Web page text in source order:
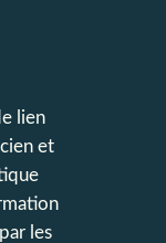
lien
et
les